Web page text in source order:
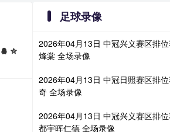
足球录像
2026年04月13日 中冠兴义赛区排
烽棠 全场录像
2026年04月13日 中冠日照赛区排
奇 全场录像
2026年04月13日 中冠兴义赛区排
都宇晖仁德 全场录像